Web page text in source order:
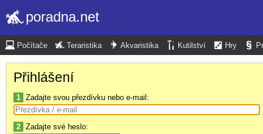
poradna.net
Počítače Teraristika Akvaristika Kutilství Hry
Přihlášení
1 Zadajte svou přezdívku nebo e-mail:
2 Zadajte své heslo: